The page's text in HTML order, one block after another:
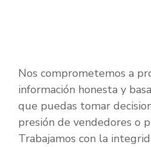
Nos comprometemos a
información honesta y
que puedas tomar
presión de vendedores o
Trabajamos con la